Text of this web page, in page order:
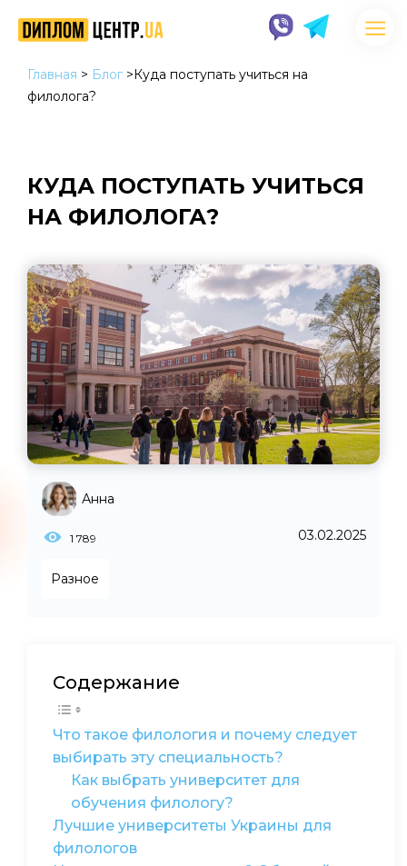
Главная > Блог >Куда поступать учиться на
филолога?
КУДА ПОСТУПАТЬ УЧИТЬСЯ
НА ФИЛОЛОГА?
Анна
03.02.2025
1 789
Разное
Содержание
Что такое филология и почему следует
выбирать эту специальность?
Как выбрать университет для
обучения филологу?
Лучшие университеты Украины для
филологов